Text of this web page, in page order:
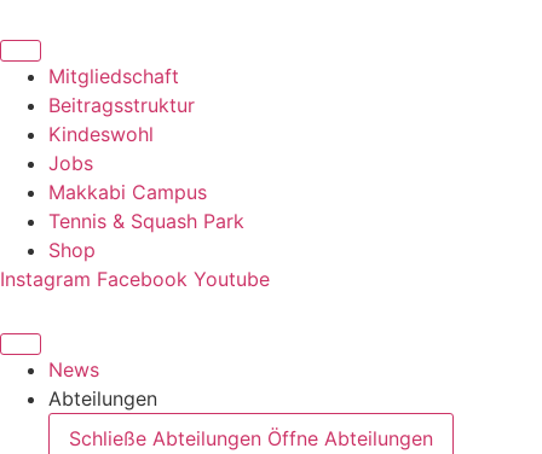
Inhalt
springenMitgliedschaft
Beitragsstruktur
Kindeswohl
Jobs
Makkabi Campus
Tennis & Squash Park
Shop
Instagram Facebook Youtube
News
Abteilungen
Schließe Abteilungen Öffne Abteilungen